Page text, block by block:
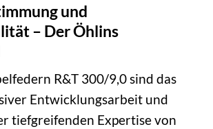
und
– Der Öhlins
R&T 300/9,0 sind das
Entwicklungsarbeit und
tiefgreifenden Expertise von